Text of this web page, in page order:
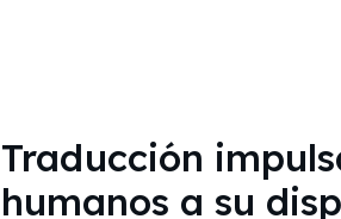
Traducción
humanos a su